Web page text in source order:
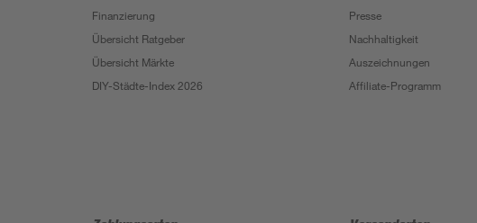
Finanzierung
Übersicht Ratgeber
Übersicht Märkte
DIY-Städte-Index 2026
Presse
Nachhaltigkeit
Auszeichnungen
Affiliate-Programm